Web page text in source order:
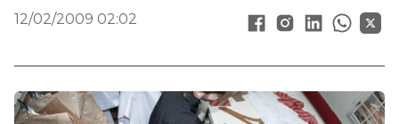
12/02/2009 02:02